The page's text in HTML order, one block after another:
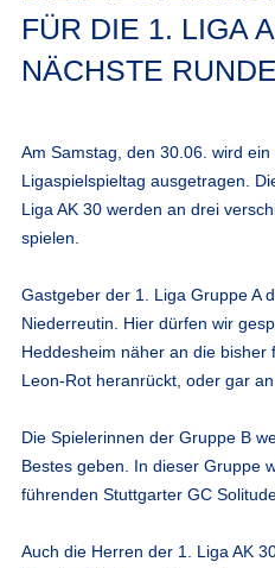
FÜR DIE 1. LIGA
NÄCHSTE RUNDE
Am Samstag, den 30.06. wird ein
Ligaspielspieltag ausgetragen.
Liga AK 30 werden an drei
spielen.
Gastgeber der 1. Liga Gruppe A
Niederreutin. Hier dürfen wir
Heddesheim näher an die bisher
Leon-Rot heranrückt, oder gar
Die Spielerinnen der Gruppe B
Bestes geben. In dieser Gruppe
führenden Stuttgarter GC
Auch die Herren der 1. Liga AK